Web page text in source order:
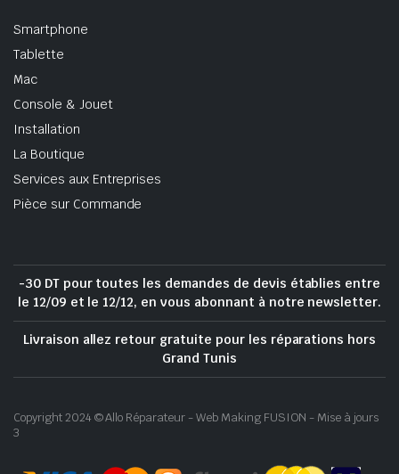
Smartphone
Tablette
Mac
Console & Jouet
Installation
La Boutique
Services aux Entreprises
Pièce sur Commande
-30 DT pour toutes les demandes de devis établies entre
le 12/09 et le 12/12, en vous abonnant à notre newsletter.
Livraison allez retour gratuite pour les réparations hors
Grand Tunis
Copyright 2024 © Allo Réparateur - Web Making FUSION - Mise à jours
3